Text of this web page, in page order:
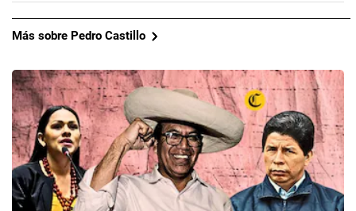
Más sobre Pedro Castillo